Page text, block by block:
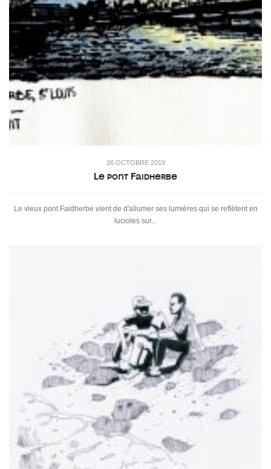
26 OCTOBRE 2019
Le pont Faidherbe
Le vieux pont Faidherbe vient de d'allumer ses lumières qui se reflètent en
lucioles sur...